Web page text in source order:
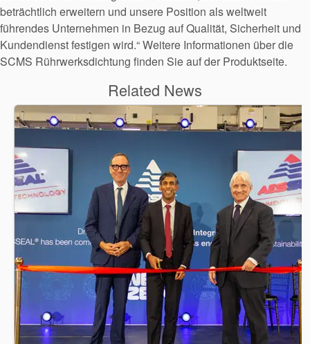
Akademie
Produktbroschüren
beträchtlich erweitern und unsere Position als weltweit
führendes Unternehmen in Bezug auf Qualität, Sicherheit und
Kundendienst festigen wird.“ Weitere Informationen über die
SCMS Rührwerksdichtung finden Sie auf der Produktseite.
Related News